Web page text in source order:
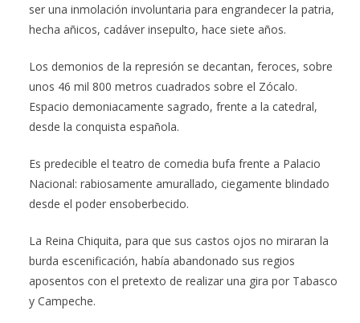
ser una inmolación involuntaria para engrandecer la patria,
hecha añicos, cadáver insepulto, hace siete años.
Los demonios de la represión se decantan, feroces, sobre
unos 46 mil 800 metros cuadrados sobre el Zócalo.
Espacio demoniacamente sagrado, frente a la catedral,
desde la conquista española.
Es predecible el teatro de comedia bufa frente a Palacio
Nacional: rabiosamente amurallado, ciegamente blindado
desde el poder ensoberbecido.
La Reina Chiquita, para que sus castos ojos no miraran la
burda escenificación, había abandonado sus regios
aposentos con el pretexto de realizar una gira por Tabasco
y Campeche.